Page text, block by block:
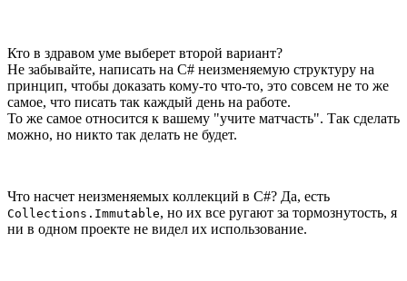
Кто в здравом уме выберет второй вариант?
Не забывайте, написать на C# неизменяемую структуру на
принцип, чтобы доказать кому-то что-то, это совсем не то же
самое, что писать так каждый день на работе.
То же самое относится к вашему "учите матчасть". Так сделать
можно, но никто так делать не будет.
Что насчет неизменяемых коллекций в C#? Да, есть
Collections.Immutable, но их все ругают за тормознутость, я
ни в одном проекте не видел их использование.